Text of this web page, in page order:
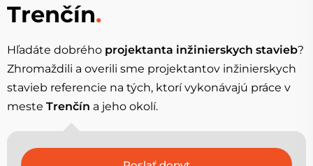
Trenčín.
Hľadáte dobrého projektanta inžinierskych stavieb?
Zhromaždili a overili sme projektantov inžinierskych
stavieb referencie na tých, ktorí vykonávajú práce v
meste Trenčín a jeho okolí.